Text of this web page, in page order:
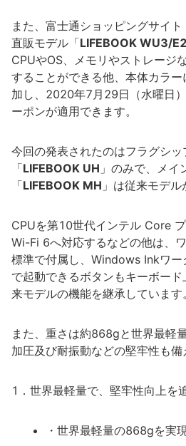
また、富士通ショッピングサイト
直販モデル「LIFEBOOK WU3/E2
CPUやOS、メモリやストレージ
することができる他、本体カラ
加し、2020年7月29日（水曜日
ーポンが適用できます。
今回の発表されたのはフラグシ
「LIFEBOOK UH 」のみで、メ
「LIFEBOOK MH 」は従来モデル
CPUを第10世代インテル Core プ
Wi-Fi 6へ対応するなどの他は、
標準で付属し、Windows Inkワー
で起動できるボタンもキーボー
来モデルの機能を継承しています。
また、重さは約868gと世界最軽
加圧及び耐振動などの堅牢性も備
1．世界最軽量で、堅牢性向上を
・世界最軽量の868gを実現